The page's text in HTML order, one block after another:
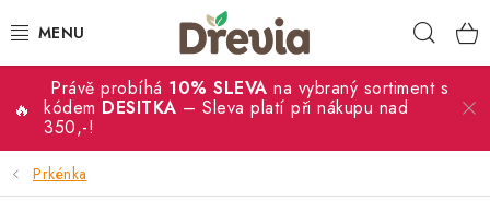
na
SVATBA 💍
DÁRKY
Právě probíhá 10% SLEVA na vybraný sortiment s
kódem DESITKA – Sleva platí při nákupu nad
350,-!
Prkénka